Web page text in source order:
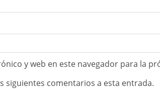
y web en este navegador para la
siguientes comentarios a esta entrada.